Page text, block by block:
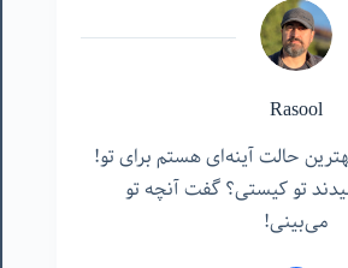
Rasool
حالت آینه‌ای هستم برای تو!
تو کیستی؟ گفت آنچه تو
می‌بینی!